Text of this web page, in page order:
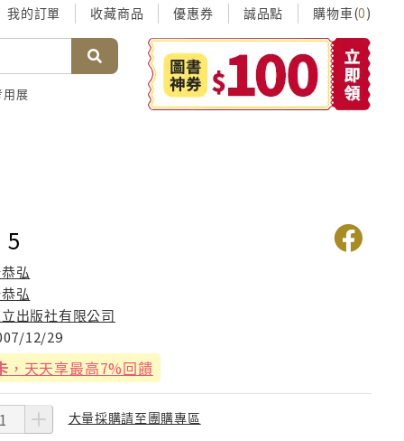
我的訂單 收藏商品 優惠券 誠品點 購物車(0)
用展
5
弘
弘
出版社有限公司
12/29
，天天享最高7%回饋
大量採購請至團購專區